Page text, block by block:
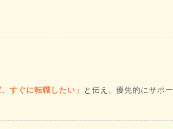
すぐに転職したい」 と伝え、優先的にサポー